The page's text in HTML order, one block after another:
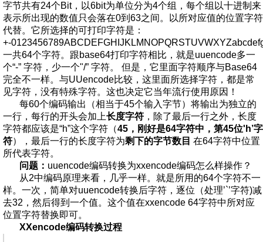
字节共有24个Bit，以6bit为单位分为4个组，每个组以十进制来
表示所出现的数值只会落在0到63之间。以所对应值的位置字符
代替。它所选择的可打印字符是：
+-
一共64个字符。跟base64打印字符相比，就是uuencode多一
个“-” 字符，少一个"/” 字符。 但是，它里面字符顺序与Base64
完全不一样。与UUencode比较，这里面所选择字符，都是常
见字符，没有特殊字符。这也决定它当年流行使用原因！
每60个编码输出（相当于45个输入字节）将输出为独立的
一行，每行的开头会加上长度字符 ，除了最后一行之外，长度
字符都应该是“h”这个字符（45，刚好是64字符中，第45位'h’字
符），最后一行的长度字符为剩下的字节数目 在64字符中位置
所代表字符。
问题： uuencode编码转换为xxencode编码怎么样操作？
从2中编码原理来看，几乎一样。就是所用的64个字符不一
样。一次，简单对uuencode转换后字符，逐位（处理’`’字符)减
去32，然后得到一个值。这个值在xxencode 64字符中所对应
位置字符替换即可。
XXencode编码转换过程